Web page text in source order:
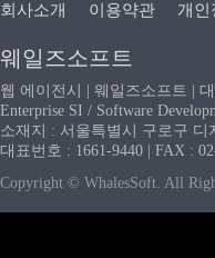
회사소개 이용약관 개인
웨일즈소프트
웹 에이전시 | 웨일즈소프트 |
Enterprise SI / Software
소재지 : 서울특별시 구로구 디
대표번호 : 1661-9440 | FAX :
Copyright © WhalesSoft. All